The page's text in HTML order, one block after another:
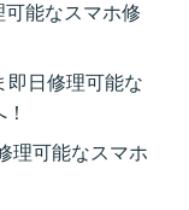
能なスマホ修
即日修理可能な
理可能なスマホ